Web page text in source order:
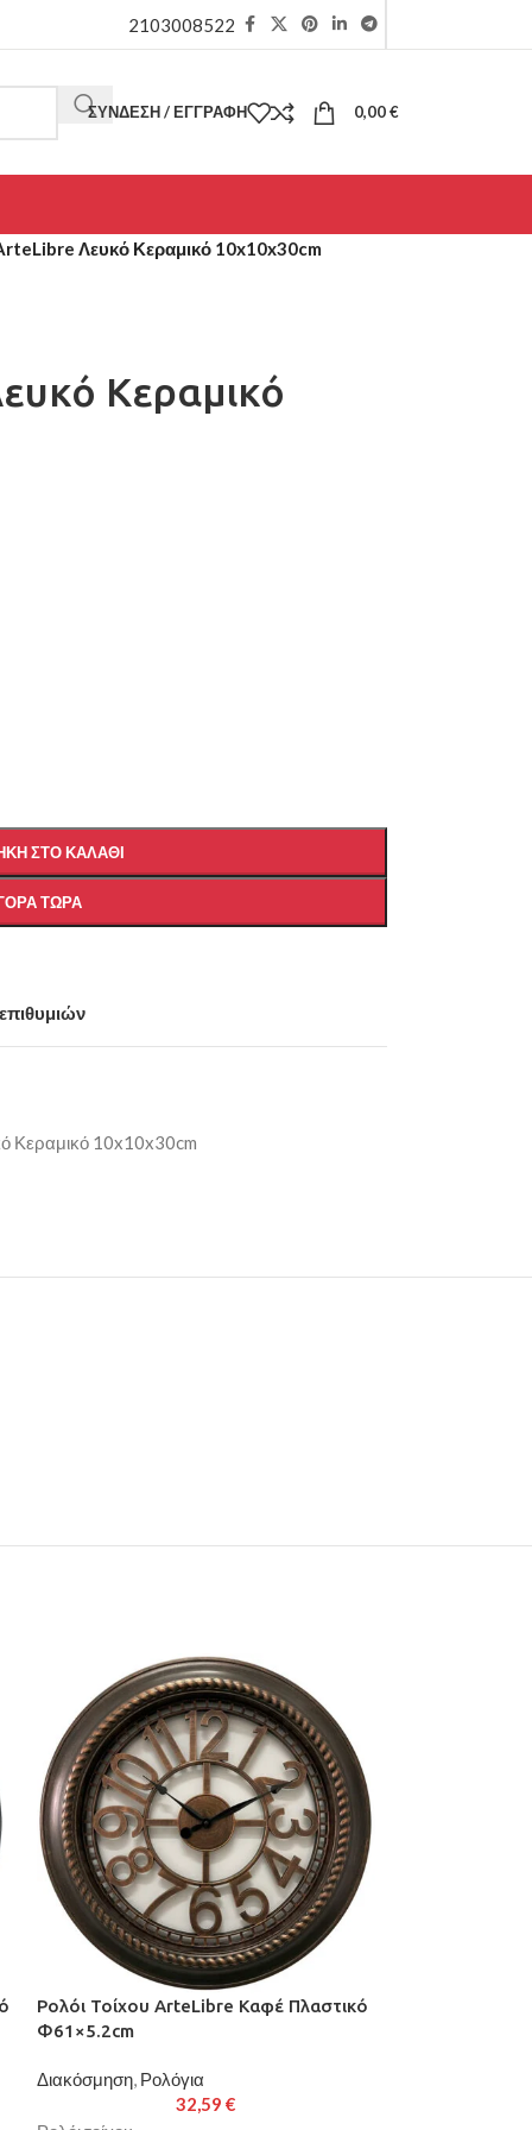
2103008522
ΣΎΝΔΕΣΗ / ΕΓΓΡΑΦΉ 0,00€
Λευκό Κεραμικό 10x10x30cm
Κεραμικό
ΣΤΟ ΚΑΛΆΘΙ
ΤΏΡΑ
Κεραμικό 10x10x30cm
Ρολόι Τοίχου ArteLibre Καφέ Πλαστικό
Φ61×5.2cm
Διακόσμηση, Ρολόγια
32,59 €